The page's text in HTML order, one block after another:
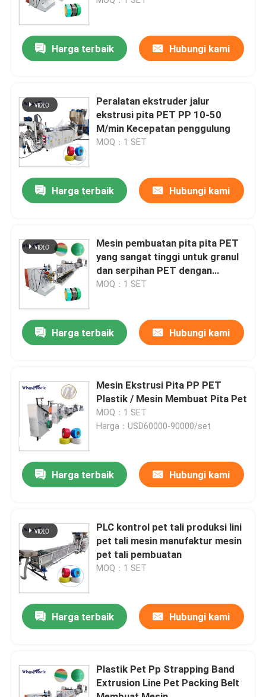
Produk
Tentang kami
Tur Pabrik
Hubungi kami
Mesin Extruder Pipa Plastik
Jalur Ekstrusi Pipa Plastik
Mesin Extruder Pipa HDPE
Harga terbaik Hubungi kami
Peralatan ekstruder jalur
ekstrusi pita PET PP 10-50
M/min Kecepatan penggulung
MOQ：1 SET
Harga terbaik Hubungi kami
Mesin pembuatan pita pita PET
yang sangat tinggi untuk granul
dan serpihan PET dengan
Inverter Delta
MOQ：1 SET
Harga terbaik Hubungi kami
Mesin Ekstrusi Pita PP PET
Plastik / Mesin Membuat Pita Pet
MOQ：1 SET
Harga：USD60000-90000/set
Harga terbaik Hubungi kami
PLC kontrol pet tali produksi lini
pet tali mesin manufaktur mesin
pet tali pembuatan
MOQ：1 SET
Harga terbaik Hubungi kami
Plastik Pet Pp Strapping Band
Extrusion Line Pet Packing Belt